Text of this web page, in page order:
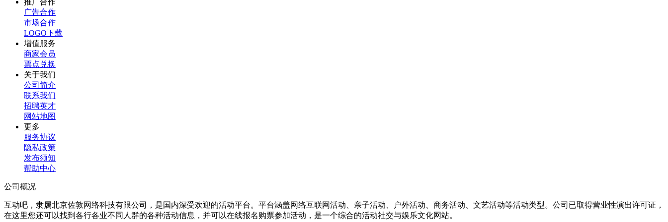
推广合作
广告合作
市场合作
LOGO下载
增值服务
商家会员
票点兑换
关于我们
公司简介
联系我们
招聘英才
网站地图
更多
服务协议
隐私政策
发布须知
帮助中心
公司概况
互动吧，隶属北京佐敦网络科技有限公司，是国内深受欢迎的活动平台。平台涵盖网络互联网活动、亲子活动、户外活动、商务活动、文艺活动等活动类型。公司已取得营业性演出许可证，
在这里您还可以找到各行各业不同人群的各种活动信息，并可以在线报名购票参加活动，是一个综合的活动社交与娱乐文化网站。